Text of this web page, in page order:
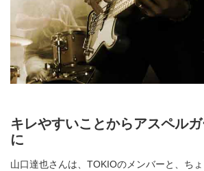
キレやすいことからアスペル
に
山口達也さんは、TOKIOのメンバーと、ち